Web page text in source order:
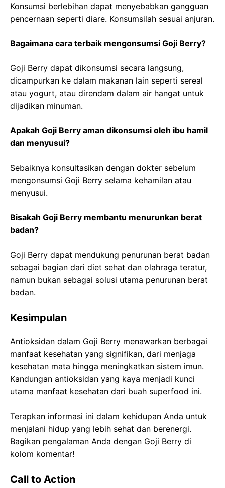
Konsumsi berlebihan dapat menyebabkan gangguan
pencernaan seperti diare. Konsumsilah sesuai anjuran.
Bagaimana cara terbaik mengonsumsi Goji Berry?
Goji Berry dapat dikonsumsi secara langsung,
dicampurkan ke dalam makanan lain seperti sereal
atau yogurt, atau direndam dalam air hangat untuk
dijadikan minuman.
Apakah Goji Berry aman dikonsumsi oleh ibu hamil
dan menyusui?
Sebaiknya konsultasikan dengan dokter sebelum
mengonsumsi Goji Berry selama kehamilan atau
menyusui.
Bisakah Goji Berry membantu menurunkan berat
badan?
Goji Berry dapat mendukung penurunan berat badan
sebagai bagian dari diet sehat dan olahraga teratur,
namun bukan sebagai solusi utama penurunan berat
badan.
Kesimpulan
Antioksidan dalam Goji Berry menawarkan berbagai
manfaat kesehatan yang signifikan, dari menjaga
kesehatan mata hingga meningkatkan sistem imun.
Kandungan antioksidan yang kaya menjadi kunci
utama manfaat kesehatan dari buah superfood ini.
Terapkan informasi ini dalam kehidupan Anda untuk
menjalani hidup yang lebih sehat dan berenergi.
Bagikan pengalaman Anda dengan Goji Berry di
kolom komentar!
Call to Action